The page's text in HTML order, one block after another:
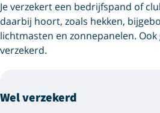
Je verzekert een bedrijfspand of
daarbij hoort, zoals hekken,
lichtmasten en zonnepanelen.
verzekerd.
Wel verzekerd